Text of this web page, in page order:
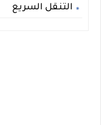
التنقل السريع